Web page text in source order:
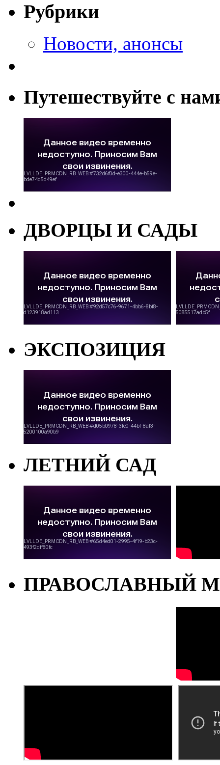
Рубрики
Новости, анонсы
Путешествуйте с
ДВОРЦЫ И САДЫ
ЭКСПОЗИЦИЯ
ЛЕТНИЙ САД
ПРАВОСЛАВНЫЙ